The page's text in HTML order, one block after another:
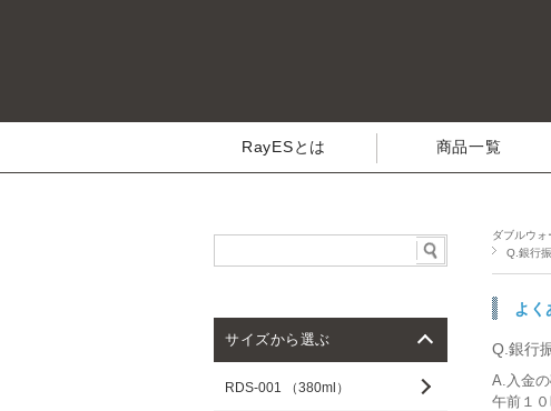
RayESとは 商品一覧
ダブルウ
Q.銀行
よ
Q.銀行
A.入金
午前１
サイズから選ぶ
RDS-001 （380ml）